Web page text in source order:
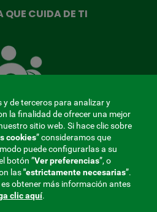
QUE CUIDA DE TI
de terceros para analizar y
la finalidad de ofrecer una mejor
sitio web. Si hace clic sobre
cookies” consideramos que
puede configurarlas a su
botón ”Ver preferencias”, o
las"estrictamentenecesarias”.
es obtener más información antes
clic aquí.